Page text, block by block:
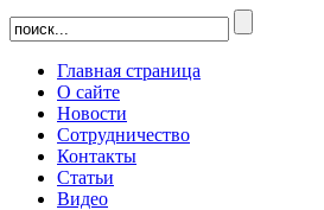
Главная страница
О сайте
Новости
Сотрудничество
Контакты
Статьи
Видео